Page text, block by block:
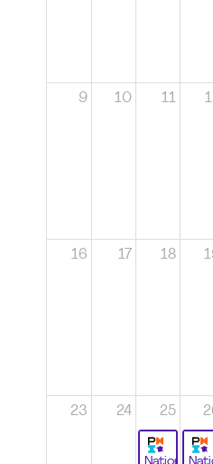
9 10 11
16 17 18
23 24 25